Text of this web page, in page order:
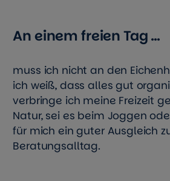
An einem freien Tag …
muss ich nicht an den
ich weiß, dass alles gut
verbringe ich meine Freizeit
Natur, sei es beim Joggen
für mich ein guter Ausgleich
Beratungsalltag.